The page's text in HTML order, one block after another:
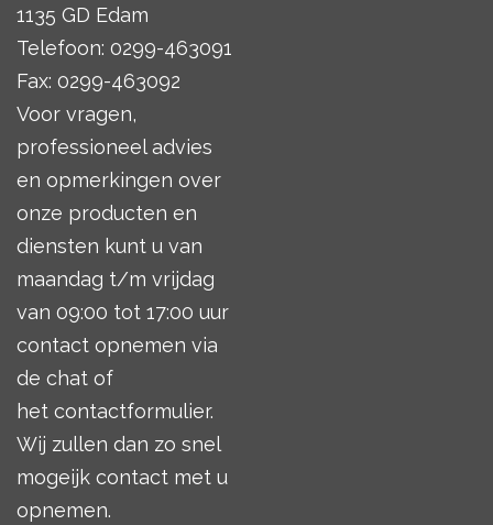
1135 GD Edam
Telefoon: 0299-463091
Fax: 0299-463092
Voor vragen,
professioneel advies
en opmerkingen over
onze producten en
diensten kunt u van
maandag t/m vrijdag
van 09:00 tot 17:00 uur
contact opnemen via
de chat of
het contactformulier.
Wij zullen dan zo snel
mogeijk contact met u
opnemen.